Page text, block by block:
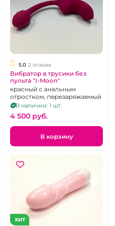
5.0 2 отзыва
Вибратор в трусики без
пульта "I-Moon"
красный с анальным
отростком, перезаряжаемый
В наличии: 1 шт.
4 500 pуб.
В корзину
ХИТ